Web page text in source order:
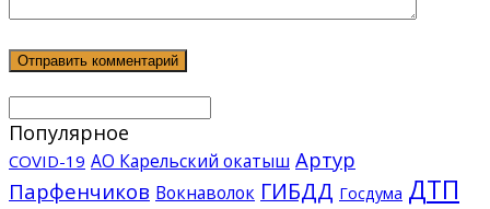
Популярное
COVID-19 АО Карельский окатыш Артур
Парфенчиков Вокнаволок ГИБДД Госдума ДТП